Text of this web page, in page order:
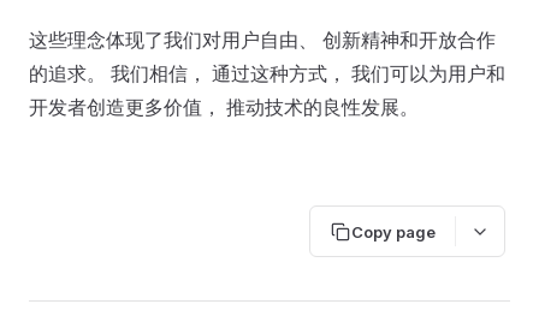
这些理念体现了我们对用户自由、 创新精神和开放合作
的追求。 我们相信， 通过这种方式， 我们可以为用户和
开发者创造更多价值， 推动技术的良性发展。
Copy page